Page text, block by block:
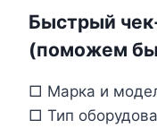
Быстрый
(поможем
□ Марка и
□ Тип